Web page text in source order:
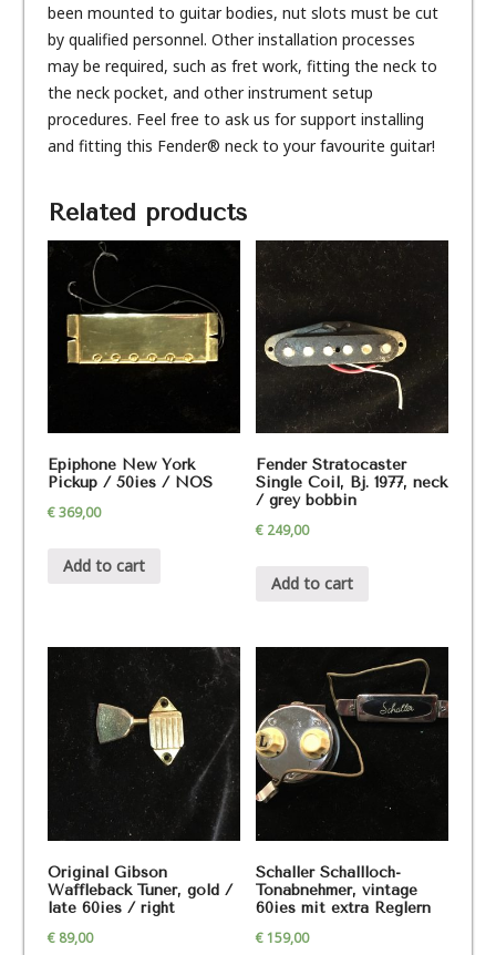
been mounted to guitar bodies, nut slots must be cut
by qualified personnel. Other installation processes
may be required, such as fret work, fitting the neck to
the neck pocket, and other instrument setup
procedures. Feel free to ask us for support installing
and fitting this Fender® neck to your favourite guitar!
Related products
Epiphone New York
Pickup / 50ies / NOS
€369,00
Add to cart
Fender Stratocaster
Single Coil, Bj. 1977, neck
/ grey bobbin
€ 249,00
Add to cart
Original Gibson
Waffleback Tuner, gold /
late 60ies / right
€89,00
Schaller Schallloch-
Tonabnehmer, vintage
60ies mit extra Reglern
€159,00